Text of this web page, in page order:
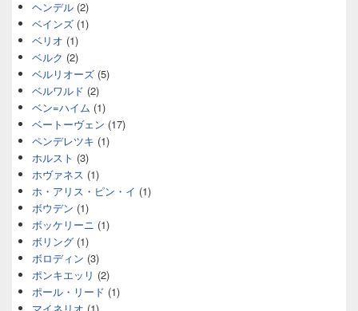
ヘンデル (2)
ベインズ (1)
ベリオ (1)
ベルク (2)
ベルリオーズ (5)
ベルワルド (2)
ベン=ハイム (1)
ベートーヴェン (17)
ペンデレツキ (1)
ホルスト (3)
ホヴァネス (1)
ホ・アリス・ピン・イ (1)
ボウデン (1)
ボッケリーニ (1)
ボリング (1)
ボロディン (3)
ポンキエッリ (2)
ポール・リード (1)